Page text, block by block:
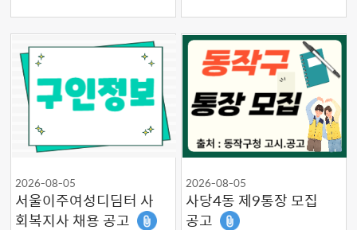
2026-08-05
서울이주여성디딤터 사
회복지사 채용 공고
2026-08-05
사당4동 제9통장 모집
공고